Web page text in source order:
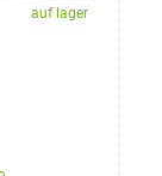
auf lager